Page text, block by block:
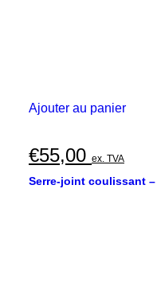
Ajouter au panier
€55,00 ex. TVA
Serre-joint coulissant –